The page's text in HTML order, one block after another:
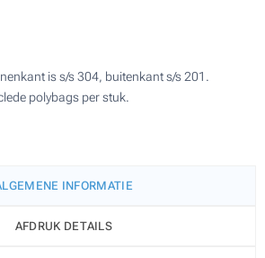
is s/s 304, buitenkant s/s 201.
polybags per stuk.
INFORMATIE
AFDRUK DETAILS